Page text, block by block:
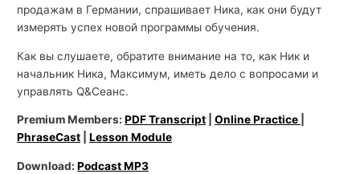
продажам в Германии, спрашивает Ника, как они будут
измерять успех новой программы обучения.
Как вы слушаете, обратите внимание на то, как Ник и
начальник Ника, Максимум, иметь дело с вопросами и
управлять Q&Сеанс.
Premium Members:PDF Transcript |Online Practice
PhraseCast |Lesson Module
Download:Podcast MP3